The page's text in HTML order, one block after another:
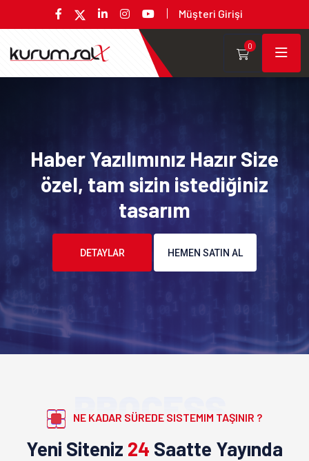
Müşteri Girişi
0
Haber Yazılımınız Hazır Size
özel, tam sizin istediğiniz
tasarım
DETAYLAR HEMEN SATIN AL
PROCESS
NE KADAR SÜREDE SISTEMIM TAŞINIR ?
Yeni Siteniz 24 Saatte Yayında